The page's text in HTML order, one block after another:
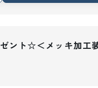
ント☆＜メッキ加工